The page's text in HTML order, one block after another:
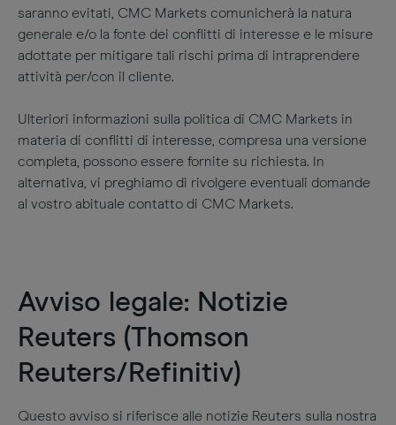
saranno evitati, CMC Markets comunicherà la natura
generale e/o la fonte dei conflitti di interesse e le misure
adottate per mitigare tali rischi prima di intraprendere
attività per/con il cliente.
Ulteriori informazioni sulla politica di CMC Markets in
materia di conflitti di interesse, compresa una versione
completa, possono essere fornite su richiesta. In
alternativa, vi preghiamo di rivolgere eventuali domande
al vostro abituale contatto di CMC Markets.
Avviso legale: Notizie
Reuters (Thomson
Reuters/Refinitiv)
Questo avviso si riferisce alle notizie Reuters sulla nostra